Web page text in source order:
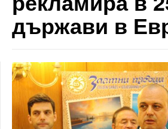
държави в